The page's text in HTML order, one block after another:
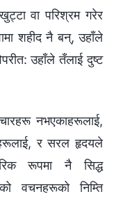
वा परिश्रम गरेर
शहीद नै बन्, उहाँले
उहाँले तँलाई दुष्ट
नभएकाहरूलाई,
र सरल हृदयले
रूपमा नै सिद्ध
वचनहरूको निम्ति